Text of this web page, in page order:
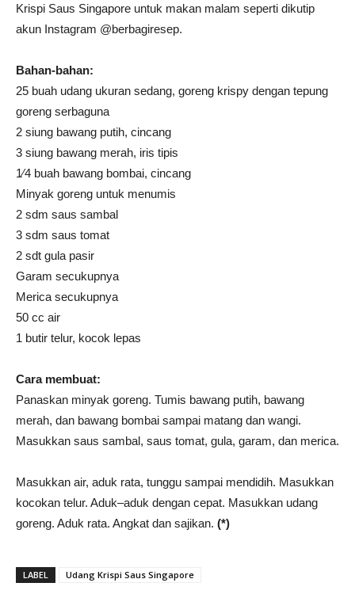
Krispi Saus Singapore untuk makan malam seperti dikutip
akun Instagram @berbagiresep.
Bahan-bahan:
25 buah udang ukuran sedang, goreng krispy dengan tepung
goreng serbaguna
2 siung bawang putih, cincang
3 siung bawang merah, iris tipis
1⁄4 buah bawang bombai, cincang
Minyak goreng untuk menumis
2 sdm saus sambal
3 sdm saus tomat
2 sdt gula pasir
Garam secukupnya
Merica secukupnya
50 cc air
1 butir telur, kocok lepas
Cara membuat:
Panaskan minyak goreng. Tumis bawang putih, bawang
merah, dan bawang bombai sampai matang dan wangi.
Masukkan saus sambal, saus tomat, gula, garam, dan merica.
Masukkan air, aduk rata, tunggu sampai mendidih. Masukkan
kocokan telur. Aduk–aduk dengan cepat. Masukkan udang
goreng. Aduk rata. Angkat dan sajikan. (*)
LABEL Udang Krispi Saus Singapore